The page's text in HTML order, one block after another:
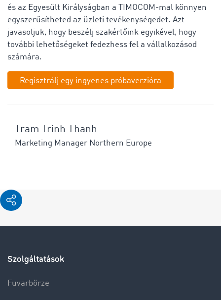
és az Egyesült Királyságban a TIMOCOM-mal könnyen
egyszerűsítheted az üzleti tevékenységedet. Azt
javasoljuk, hogy beszélj szakértőink egyikével, hogy
további lehetőségeket fedezhess fel a vállalkozásod
számára.
Regisztrálj egy ingyenes próbaverzióra
Tram Trinh Thanh
Marketing Manager Northern Europe
Szolgáltatások
Fuvarbörze